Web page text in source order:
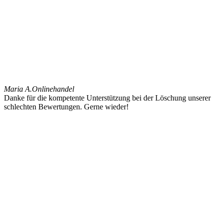
Maria A.Onlinehandel
Danke für die kompetente Unterstützung bei der Löschung unserer
schlechten Bewertungen. Gerne wieder!